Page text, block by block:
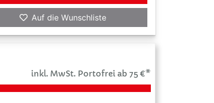
Auf die Wunschliste
inkl. MwSt. Portofrei ab 75 €*